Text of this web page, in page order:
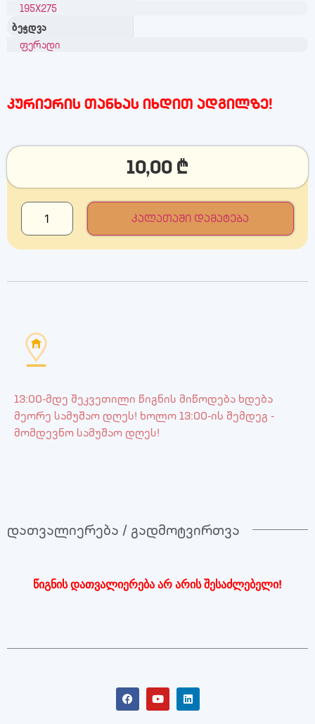
195X275
ბეჭდვა
ფერადი
კურიერის თანხას იხდით ადგილზე!
10,00 ₾
კალათაში დამატება
13:00-მდე შეკვეთილი წიგნის მიწოდება ხდება
მეორე სამუშაო დღეს! ხოლო 13:00-ის შემდეგ -
მომდევნო სამუშაო დღეს!
დათვალიერება / გადმოტვირთვა
წიგნის დათვალიერება არ არის შესაძლებელი!